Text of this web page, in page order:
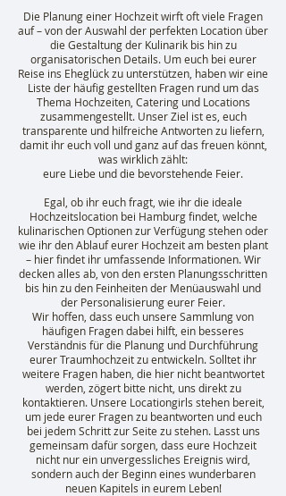
Die Planung einer Hochzeit wirft oft viele Fragen
auf – von der Auswahl der perfekten Location über
die Gestaltung der Kulinarik bis hin zu
organisatorischen Details. Um euch bei eurer
Reise ins Eheglück zu unterstützen, haben wir eine
Liste der häufig gestellten Fragen rund um das
Thema Hochzeiten, Catering und Locations
zusammengestellt. Unser Ziel ist es, euch
transparente und hilfreiche Antworten zu liefern,
damit ihr euch voll und ganz auf das freuen könnt,
was wirklich zählt:
eure Liebe und die bevorstehende Feier.
Egal, ob ihr euch fragt, wie ihr die ideale
Hochzeitslocation bei Hamburg findet, welche
kulinarischen Optionen zur Verfügung stehen oder
wie ihr den Ablauf eurer Hochzeit am besten plant
– hier findet ihr umfassende Informationen. Wir
decken alles ab, von den ersten Planungsschritten
bis hin zu den Feinheiten der Menüauswahl und
der Personalisierung eurer Feier.
Wir hoffen, dass euch unsere Sammlung von
häufigen Fragen dabei hilft, ein besseres
Verständnis für die Planung und Durchführung
eurer Traumhochzeit zu entwickeln. Solltet ihr
weitere Fragen haben, die hier nicht beantwortet
werden, zögert bitte nicht, uns direkt zu
kontaktieren. Unsere Locationgirls stehen bereit,
um jede eurer Fragen zu beantworten und euch
bei jedem Schritt zur Seite zu stehen. Lasst uns
gemeinsam dafür sorgen, dass eure Hochzeit
nicht nur ein unvergessliches Ereignis wird,
sondern auch der Beginn eines wunderbaren
neuen Kapitels in eurem Leben!